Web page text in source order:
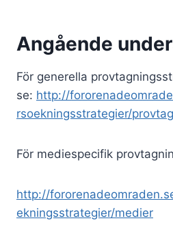
Angående
För generella
se: http://
rsoekningsstrategier/
För mediespecifik
http://
ekningsstrategier/medier